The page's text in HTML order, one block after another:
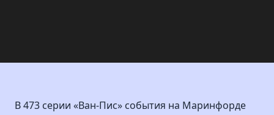
В 473 серии «Ван-Пис» события на Маринфорде